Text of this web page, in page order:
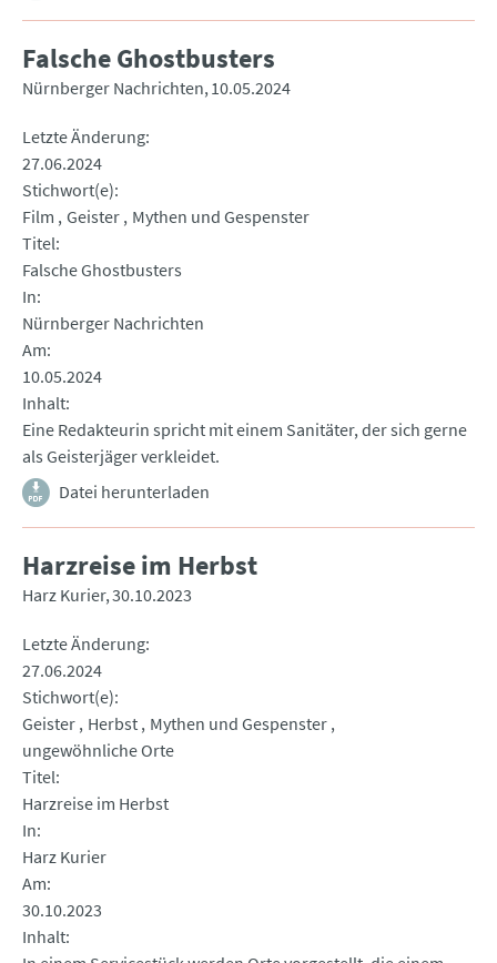
Falsche Ghostbusters
Nürnberger Nachrichten 10.05.2024
Letzte Änderung
27.06.2024
Stichwort(e)
Film Geister Mythen und Gespenster
Titel
Falsche Ghostbusters
In
Nürnberger Nachrichten
Am
10.05.2024
Inhalt
Eine Redakteurin spricht mit einem Sanitäter, der sich gerne
als Geisterjäger verkleidet.
Datei herunterladen
Harzreise im Herbst
Harz Kurier 30.10.2023
Letzte Änderung
27.06.2024
Stichwort(e)
Geister Herbst Mythen und Gespenster
ungewöhnliche Orte
Titel
Harzreise im Herbst
In
Harz Kurier
Am
30.10.2023
Inhalt